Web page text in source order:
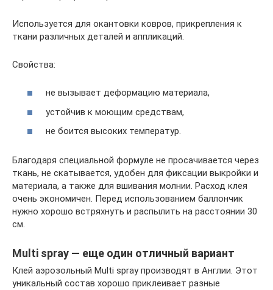
Используется для окантовки ковров, прикрепления к
ткани различных деталей и аппликаций.
Свойства:
не вызывает деформацию материала,
устойчив к моющим средствам,
не боится высоких температур.
Благодаря специальной формуле не просачивается через
ткань, не скатывается, удобен для фиксации выкройки и
материала, а также для вшивания молнии. Расход клея
очень экономичен. Перед использованием баллончик
нужно хорошо встряхнуть и распылить на расстоянии 30
см.
Multi spray — еще один отличный вариант
Клей аэрозольный Multi spray производят в Англии. Этот
уникальный состав хорошо приклеивает разные